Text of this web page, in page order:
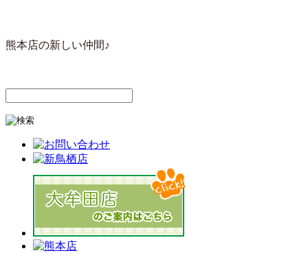
熊本店の新しい仲間♪